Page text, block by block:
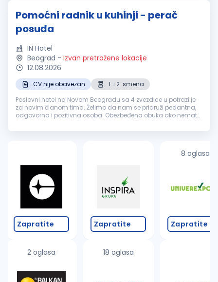
Pomoćni radnik u kuhinji - perač
posuđa
IN Hotel
Beograd - Izvan pretražene lokacije
12.08.2026
CV nije obavezan
1. i 2. smena
Poslovni hotel na Novom Beogradu sa 4 zvezdice u potrazi je
za novim članom tima. Želimo da nam se pridruži pedantna,
odgovorna i pozitivna osoba. Obezbeđena obuka ako nemate
poslovim...
Zapratite
2 oglasa
Zapratite
18 oglasa
8 oglasa
Zapratite